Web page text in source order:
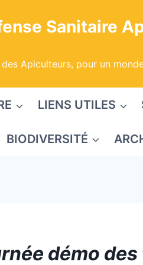
Sanitaire
Apiculteurs, pour un
LIENS UTILES
BIODIVERSITÉ
démo